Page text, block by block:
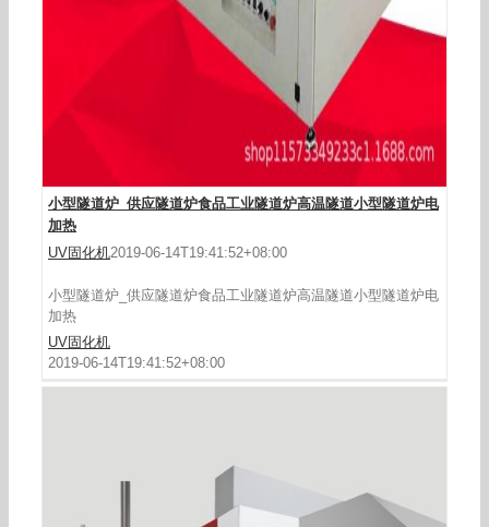
小型隧道炉_供应隧道炉食品工业隧道炉高温隧道小型隧道炉电
加热
UV固化机2019-06-14T19:41:52+08:00
小型隧道炉_供应隧道炉食品工业隧道炉高温隧道小型隧道炉电
加热
UV固化机
2019-06-14T19:41:52+08:00
热风循环烤炉_烘烤隧道式烤炉/100多功能热风循
环隧道式/食品